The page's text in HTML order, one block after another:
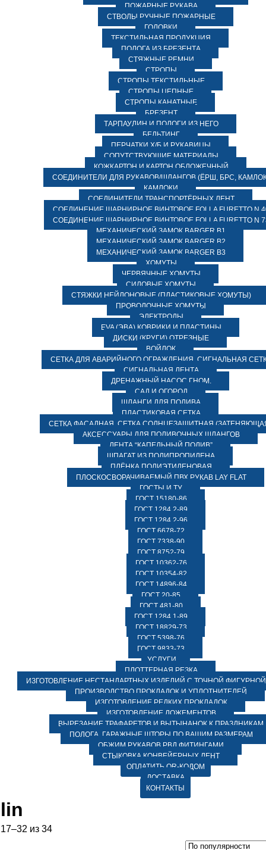
ПОЖАРНЫЕ РУКАВА
СТВОЛЫ РУЧНЫЕ ПОЖАРНЫЕ
ГОЛОВКИ
ТЕКСТИЛЬНАЯ ПРОДУКЦИЯ
ПОЛОГА ИЗ БРЕЗЕНТА
СТЯЖНЫЕ РЕМНИ
СТРОПЫ
СТРОПЫ ТЕКСТИЛЬНЫЕ
СТРОПЫ ЦЕПНЫЕ
СТРОПЫ КАНАТНЫЕ
БРЕЗЕНТ
ТАРПАУЛИН И ПОЛОГИ ИЗ НЕГО
БЕЛЬТИНГ
ПЕРЧАТКИ Х/Б И РУКАВИЦЫ
СОПУТСТВУЮЩИЕ МАТЕРИАЛЫ
КОЖКАРТОН И КАРТОН ОБЛОЖЕЧНЫЙ
СОЕДИНИТЕЛИ ДЛЯ РУКАВОВ/ШЛАНГОВ (ЁРШ, БРС,
КАМЛОКИ
СОЕДИНИТЕЛИ ТРАНСПОРТЁРНЫХ ЛЕНТ
СОЕДИНЕНИЕ ШАРНИРНОЕ ВИНТОВОЕ FOLLA FURETTO N
СОЕДИНЕНИЕ ШАРНИРНОЕ ВИНТОВОЕ FOLLA FURETTO N
МЕХАНИЧЕСКИЙ ЗАМОК BARGER B1
МЕХАНИЧЕСКИЙ ЗАМОК BARGER B2
МЕХАНИЧЕСКИЙ ЗАМОК BARGER B3
ХОМУТЫ
ЧЕРВЯЧНЫЕ ХОМУТЫ
СИЛОВЫЕ ХОМУТЫ
СТЯЖКИ НЕЙЛОНОВЫЕ (ПЛАСТИКОВЫЕ ХОМУТЫ)
ПРОВОЛОЧНЫЕ ХОМУТЫ
ЭЛЕКТРОДЫ
EVA (ЭВА) КОВРИКИ И ПЛАСТИНЫ
ДИСКИ (КРУГИ) ОТРЕЗНЫЕ
ВОЙЛОК
СЕТКА ДЛЯ АВАРИЙНОГО ОГРАЖДЕНИЯ, СИГНАЛЬНАЯ
СИГНАЛЬНАЯ ЛЕНТА
ДРЕНАЖНЫЙ НАСОС ГНОМ.
САД И ОГОРОД
ШЛАНГИ ДЛЯ ПОЛИВА
ПЛАСТИКОВАЯ СЕТКА
СЕТКА ФАСАДНАЯ. СЕТКА СОЛНЦЕЗАЩИТНАЯ
АКСЕССУАРЫ ДЛЯ ПОЛИВОЧНЫХ ШЛАНГОВ
ЛЕНТА “КАПЕЛЬНЫЙ ПОЛИВ”
ШПАГАТ ИЗ ПОЛИПРОПИЛЕНА
ПЛЁНКА ПОЛИЭТИЛЕНОВАЯ
ПЛОСКОСВОРАЧИВАЕМЫЙ ПВХ РУКАВ LAY FLAT
ГОСТЫ И ТУ
ГОСТ 15180-86
ГОСТ 1284.2-89
ГОСТ 1284.2-96
ГОСТ 6678-72
ГОСТ 7338-90
ГОСТ 8752-79
ГОСТ 10362-76
ГОСТ 10354-82
ГОСТ 14896-84
ГОСТ 20-85
ГОСТ 481-80
ГОСТ 1284.1-89
ГОСТ 18829-73
ГОСТ 5398-76
ГОСТ 9833-73
УСЛУГИ
ПЛОТТЕРНАЯ РЕЗКА
ИЗГОТОВЛЕНИЕ НЕСТАНДАРТНЫХ ИЗДЕЛИЙ С ТОЧНОЙ ФИГУРНОЙ
ПРОИЗВОДСТВО ПРОКЛАДОК И УПЛОТНИТЕЛЕЙ
ИЗГОТОВЛЕНИЕ РЕДКИХ ПРОКЛАДОК
ИЗГОТОВЛЕНИЕ ЛОЖЕМЕНТОВ
ВЫРЕЗАНИЕ ТРАФАРЕТОВ И ВЫТЫНАНОК К ПРАЗДНИКАМ
ПОЛОГА, ГАРАЖНЫЕ ШТОРЫ ПО ВАШИМ РАЗМЕРАМ
ОБЖИМ РУКАВОВ РВД ФИТИНГАМИ
СТЫКОВКА КОНВЕЙЕРНЫХ ЛЕНТ
ОПЛАТИТЬ QR-КОДОМ
ДОСТАВКА
КОНТАКТЫ
из 34